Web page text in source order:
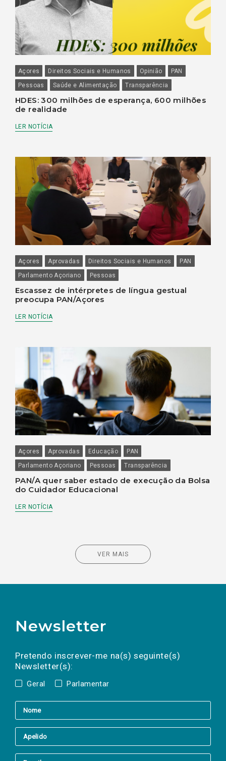
Açores Direitos Sociais e Humanos Opinião
PAN
Pessoas
Saúde e Alimentação Transparência
HDES: 300 milhões de esperança, 600 milhões
de realidade
LER NOTÍCIA
Açores Aprovadas Direitos Sociais e Humanos
PAN
Parlamento Açoriano
Pessoas
Escassez de intérpretes de língua gestual
preocupa PAN/Açores
LER NOTÍCIA
Açores Aprovadas Educação
PAN
Parlamento Açoriano
Pessoas Transparência
PAN/A quer saber estado de execução da Bolsa
do Cuidador Educacional
LER NOTÍCIA
VER MAIS
Newsletter
Pretendo inscrever-me na(s) seguinte(s)
Newsletter(s):
Geral Parlamentar
a(s) newsletter(s).
mail